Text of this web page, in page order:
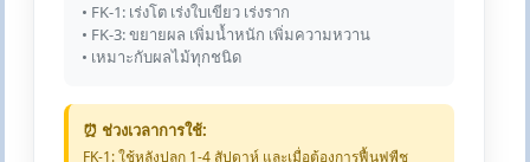
• FK-1: เร่งโต เร่งใบเขียว เร่งราก
• FK-3: ขยายผล เพิ่มน้ำหนัก เพิ่มความหวาน
• เหมาะกับผลไม้ทุกชนิด
⏰ ช่วงเวลาการใช้:
FK-1: ใช้หลังปลูก 1-4 สัปดาห์ และเมื่อต้องการฟื้นฟูพืช